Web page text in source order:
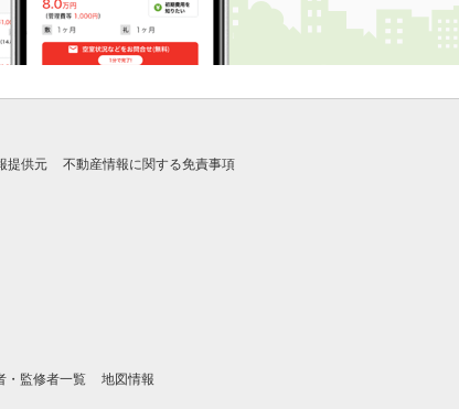
提供元 不動産情報に関する免責事項
・監修者一覧 地図情報